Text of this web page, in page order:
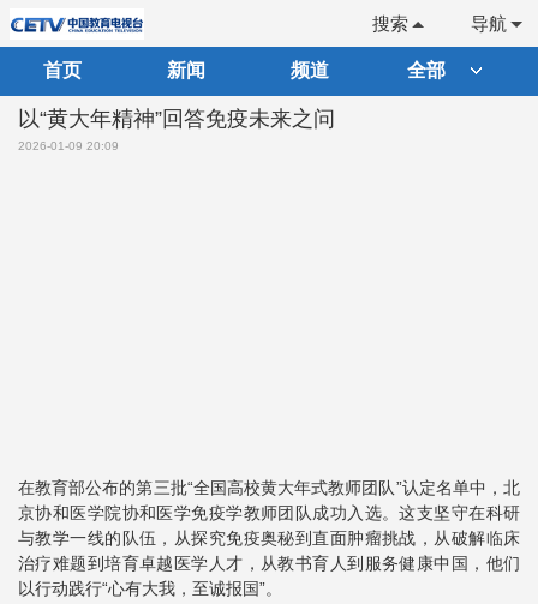
导航
搜索
首页 新闻 频道 全部
以“黄大年精神”回答免疫未来之问
2026-01-09 20:09
在教育部公布的第三批“全国高校黄大年式教师团队”认定名单中，北
京协和医学院协和医学免疫学教师团队成功入选。这支坚守在科研
与教学一线的队伍，从探究免疫奥秘到直面肿瘤挑战，从破解临床
治疗难题到培育卓越医学人才，从教书育人到服务健康中国，他们
以行动践行“心有大我，至诚报国”。